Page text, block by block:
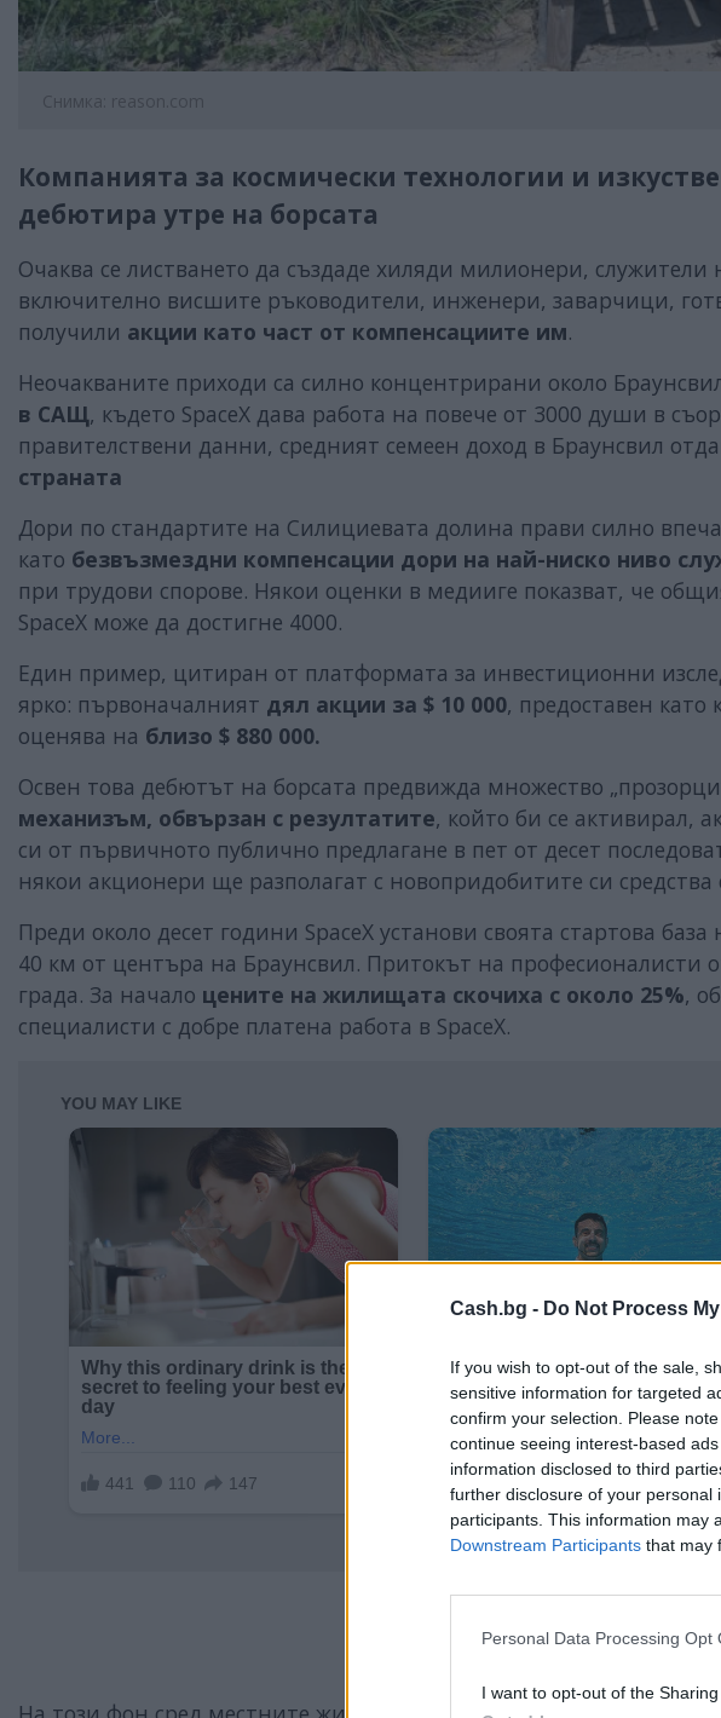
Cash.bg - Do Not Process
If you wish to opt-out of the sale,
sensitive information for targeted
confirm your selection. Please
continue seeing interest-based
information disclosed to third
further disclosure of your personal
participants. This information may
Downstream Participants that may
Personal Data Processing Opt
I want to opt-out of the
Снимка: reason.com
Компанията за космически технологии и
дебютира утре на борсата
Очаква се листването да създаде хиляди милионери, служители
включително висшите ръководители, инженери, заварчици,
получили акции като част от компенсациите им.
Неочакваните приходи са силно концентрирани около
в САЩ, където SpaceX дава работа на повече от 3000 души в
правителствени данни, средният семеен доход в Браунсвил
страната
Дори по стандартите на Силициевата долина прави силно
като безвъзмездни компенсации дори на най-ниско ниво
при трудови спорове. Някои оценки в медииге показват, че
SpaceX може да достигне 4000.
Един пример, цитиран от платформата за инвестиционни
ярко: първоначалният дял акции за $ 10 000, предоставен като
оценява на близо $ 880 000.
Освен това дебютът на борсата предвижда множество
механизъм, обвързан с резултатите, който би се активирал,
си от първичното публично предлагане в пет от десет
някои акционери ще разполагат с новопридобитите си
Преди около десет години SpaceX установи своята стартова
40 км от центъра на Браунсвил. Притокът на професионалисти
града. За начало цените на жилищата скочиха с около 25%,
специалисти с добре платена работа в SpaceX.